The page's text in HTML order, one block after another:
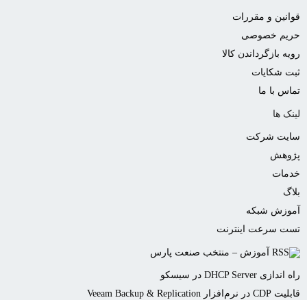
قوانین و مقررات
حریم خصوصی
رویه بازگرداندن کالا
ثبت شکایات
تماس با ما
لینک ها
سایت شرکت
پژوهش
خدمات
بلاگ
آموزش شبکه
تست سرعت اینترنت
آموزش – منتخب صنعت پارس
راه اندازی DHCP Server در سیسکو
قابلیت CDP در نرم‌افزار Veeam Backup & Replication